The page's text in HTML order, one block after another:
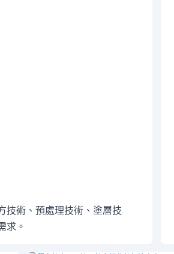
技術、預處理技術、塗層技
求。